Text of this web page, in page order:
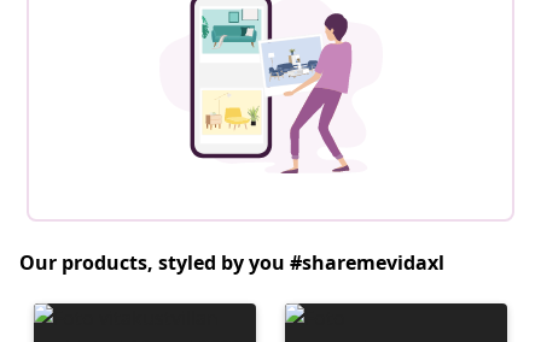
Our products, styled by you #sharemevidaxl